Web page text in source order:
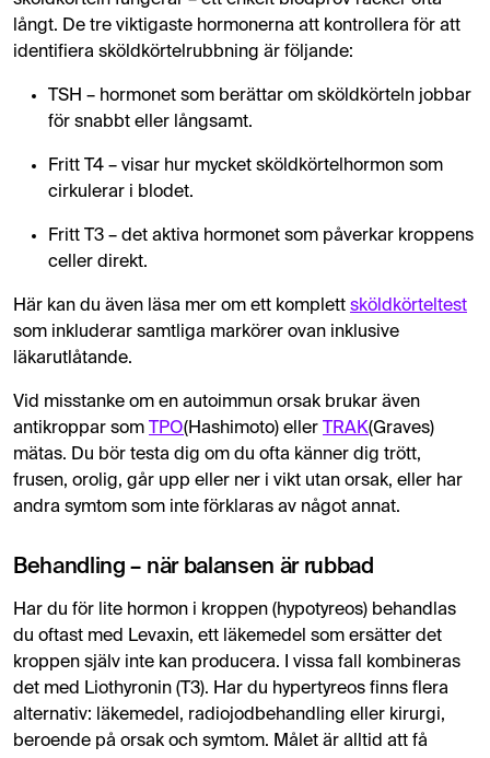
långt. De tre viktigaste hormonerna att kontrollera för att
identifiera sköldkörtelrubbning är följande:
TSH – hormonet som berättar om sköldkörteln jobbar
för snabbt eller långsamt.
Fritt T4 – visar hur mycket sköldkörtelhormon som
cirkulerar i blodet.
Fritt T3 – det aktiva hormonet som påverkar kroppens
celler direkt.
Här kan du även läsa mer om ett komplett sköldkörteltest
som inkluderar samtliga markörer ovan inklusive
läkarutlåtande.
Vid misstanke om en autoimmun orsak brukar även
antikroppar som TPO(Hashimoto) eller TRAK(Graves)
mätas. Du bör testa dig om du ofta känner dig trött,
frusen, orolig, går upp eller ner i vikt utan orsak, eller har
andra symtom som inte förklaras av något annat.
Behandling – när balansen är rubbad
Har du för lite hormon i kroppen (hypotyreos) behandlas
du oftast med Levaxin, ett läkemedel som ersätter det
kroppen själv inte kan producera. I vissa fall kombineras
det med Liothyronin (T3). Har du hypertyreos finns flera
alternativ: läkemedel, radiojodbehandling eller kirurgi,
beroende på orsak och symtom. Målet är alltid att få